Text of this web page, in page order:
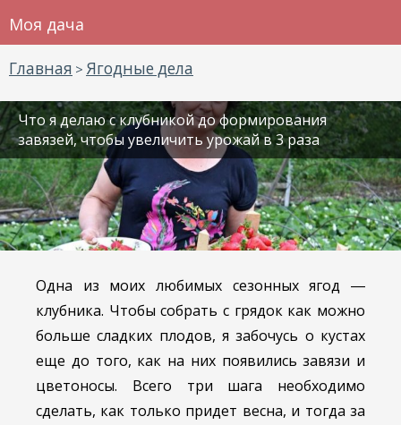
Моя дача
Главная > Ягодные дела
Что я делаю с клубникой до формирования
завязей, чтобы увеличить урожай в 3 раза
Одна из моих любимых сезонных ягод ―
клубника. Чтобы собрать с грядок как можно
больше сладких плодов, я забочусь о кустах
еще до того, как на них появились завязи и
цветоносы. Всего три шага необходимо
сделать, как только придет весна, и тогда за